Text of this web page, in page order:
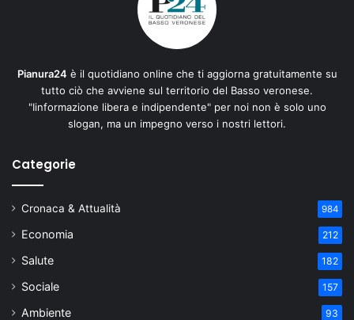
Pianura24 è il quotidiano online che ti aggiorna gratuitamente su
tutto ciò che avviene sul territorio del Basso veronese.
"Iinformazione libera e indipendente" per noi non è solo uno
slogan, ma un impegno verso i nostri lettori.
Categorie
Cronaca & Attualità 984
Economia 212
Salute 182
Sociale 157
Ambiente 93